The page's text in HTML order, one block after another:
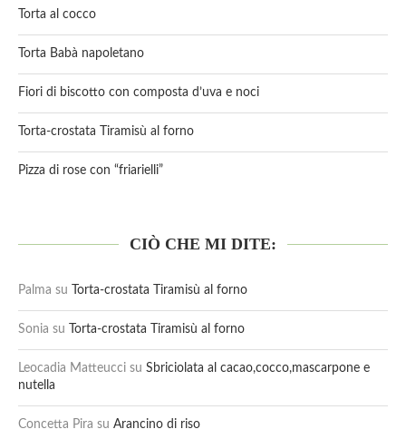
Torta al cocco
Torta Babà napoletano
Fiori di biscotto con composta d’uva e noci
Torta-crostata Tiramisù al forno
Pizza di rose con “friarielli”
CIÒ CHE MI DITE:
Palma su Torta-crostata Tiramisù al forno
Sonia su Torta-crostata Tiramisù al forno
Leocadia Matteucci su Sbriciolata al cacao,cocco,mascarpone e
nutella
Concetta Pira su Arancino di riso